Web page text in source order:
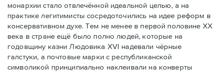
монархии стало отвлечённой идеальной целью, а на
практике легитимисты сосредоточились на идее реформ в
консервативном духе. Тем не менее в первой половине ХХ
века в стране ещё было полно людей, которые на
годовщину казни Людовика XVI надевали чёрные
галстуки, а почтовые марки с республиканской
символикой принципиально наклеивали на конверты